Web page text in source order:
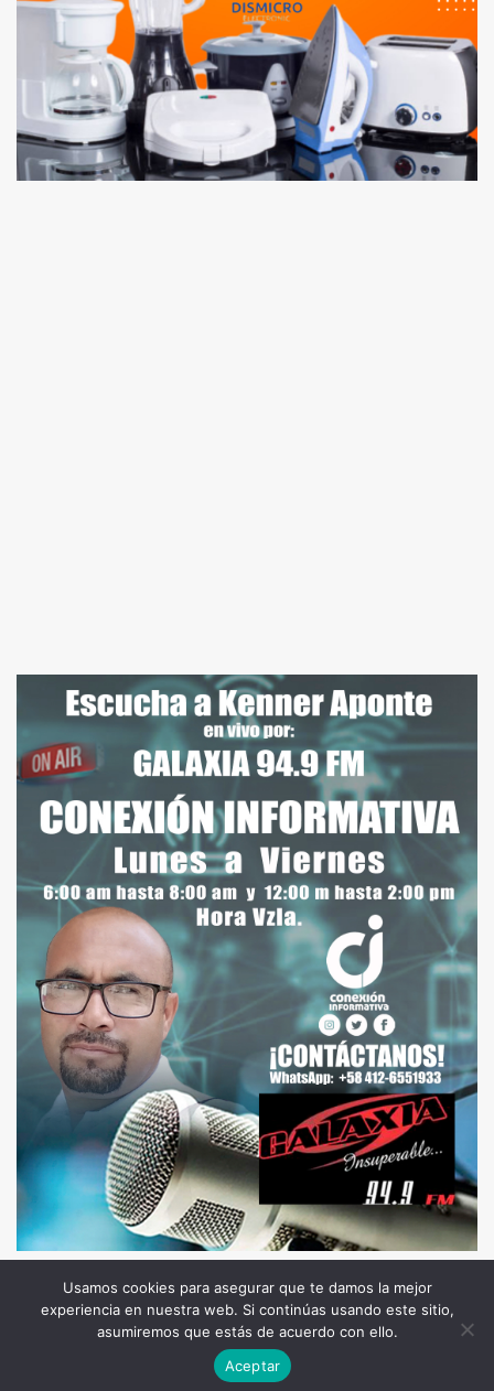
Todos los Derechos Reservados. Somos Noticia COL
© 2026 |Terminos y condiciones|Politica de
Usamos cookies para asegurar que te damos la mejor
experiencia en nuestra web. Si continúas usando este sitio,
asumiremos que estás de acuerdo con ello.
Aceptar